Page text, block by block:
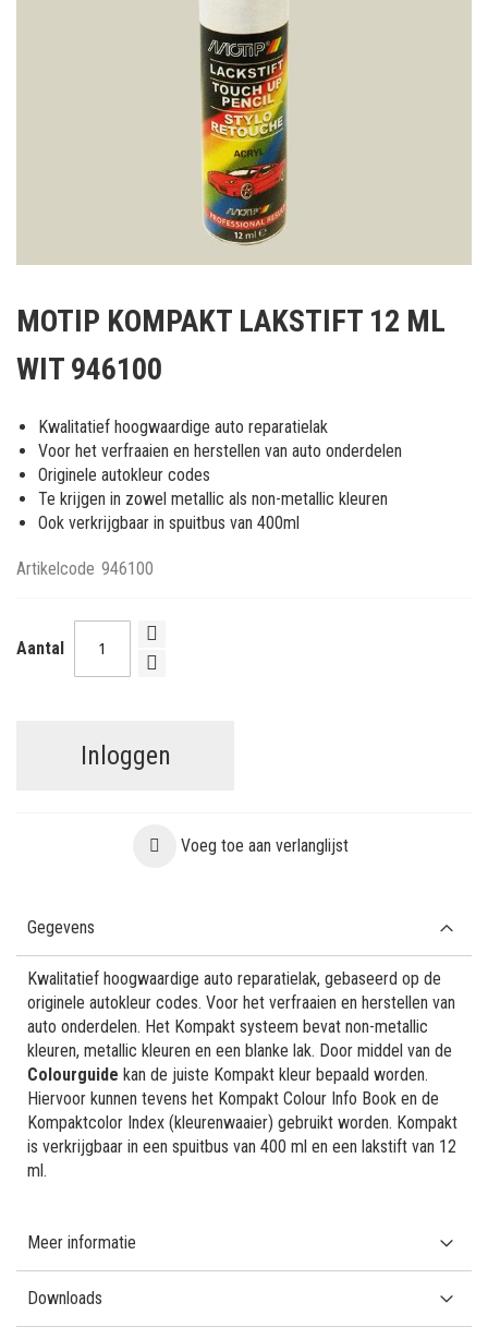
het
van
afbeeldingen-
gallerij
MOTIP KOMPAKT LAKSTIFT 12 ML
WIT 946100
Kwalitatief hoogwaardige auto reparatielak
Voor het verfraaien en herstellen van auto onderdelen
Originele autokleur codes
Te krijgen in zowel metallic als non-metallic kleuren
Ook verkrijgbaar in spuitbus van 400ml
Artikelcode 946100
Aantal
Inloggen
Voeg toe aan verlanglijst
Gegevens
Kwalitatief hoogwaardige auto reparatielak, gebaseerd op de
originele autokleur codes. Voor het verfraaien en herstellen van
auto onderdelen. Het Kompakt systeem bevat non-metallic
kleuren, metallic kleuren en een blanke lak. Door middel van de
Colourguide kan de juiste Kompakt kleur bepaald worden.
Hiervoor kunnen tevens het Kompakt Colour Info Book en de
Kompaktcolor Index (kleurenwaaier) gebruikt worden. Kompakt
is verkrijgbaar in een spuitbus van 400 ml en een lakstift van 12
ml.
Meer informatie
Downloads